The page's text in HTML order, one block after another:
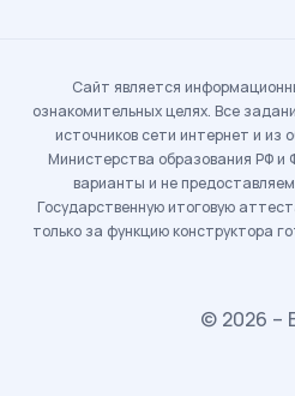
Сайт является
ознакомительных целях. Все
источников сети интернет и из
Министерства образования РФ
варианты и не
Государственную итоговую
только за функцию конструктора
© 2026 –